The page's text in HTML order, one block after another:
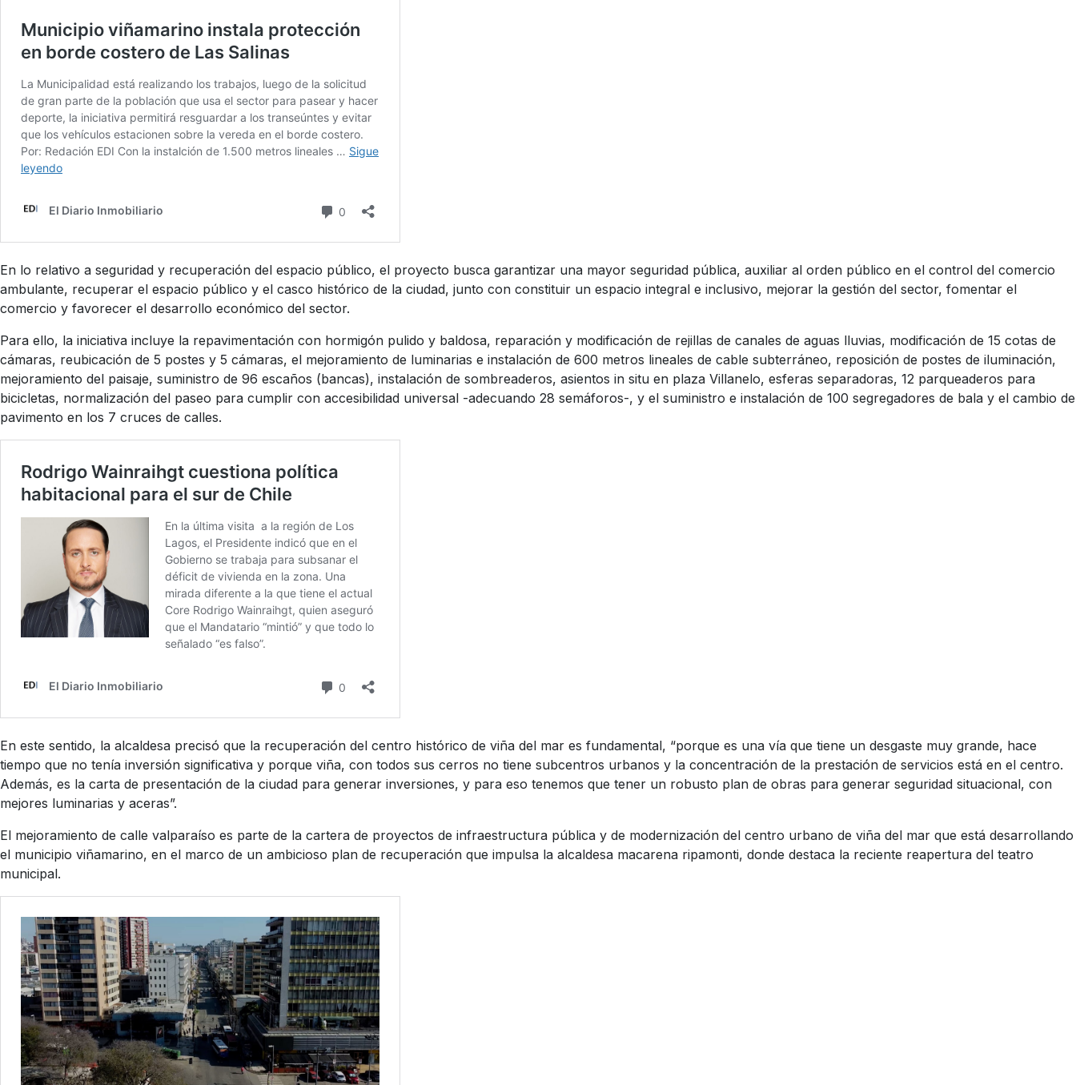
En lo relativo a seguridad y recuperación del espacio público, el proyecto busca garantizar una mayor seguridad pública, auxiliar al orden público en el control del comercio
ambulante, recuperar el espacio público y el casco histórico de la ciudad, junto con constituir un espacio integral e inclusivo, mejorar la gestión del sector, fomentar el
comercio y favorecer el desarrollo económico del sector.
Para ello, la iniciativa incluye la repavimentación con hormigón pulido y baldosa, reparación y modificación de rejillas de canales de aguas lluvias, modificación de 15 cotas de
cámaras, reubicación de 5 postes y 5 cámaras, el mejoramiento de luminarias e instalación de 600 metros lineales de cable subterráneo, reposición de postes de iluminación,
mejoramiento del paisaje, suministro de 96 escaños (bancas), instalación de sombreaderos, asientos in situ en plaza Villanelo, esferas separadoras, 12 parqueaderos para
bicicletas, normalización del paseo para cumplir con accesibilidad universal -adecuando 28 semáforos-, y el suministro e instalación de 100 segregadores de bala y el cambio de
pavimento en los 7 cruces de calles.
En este sentido, la alcaldesa precisó que la recuperación del centro histórico de viña del mar es fundamental, “porque es una vía que tiene un desgaste muy grande, hace
tiempo que no tenía inversión significativa y porque viña, con todos sus cerros no tiene subcentros urbanos y la concentración de la prestación de servicios está en el centro.
Además, es la carta de presentación de la ciudad para generar inversiones, y para eso tenemos que tener un robusto plan de obras para generar seguridad situacional, con
mejores luminarias y aceras”.
El mejoramiento de calle valparaíso es parte de la cartera de proyectos de infraestructura pública y de modernización del centro urbano de viña del mar que está desarrollando
el municipio viñamarino, en el marco de un ambicioso plan de recuperación que impulsa la alcaldesa macarena ripamonti, donde destaca la reciente reapertura del teatro
municipal.